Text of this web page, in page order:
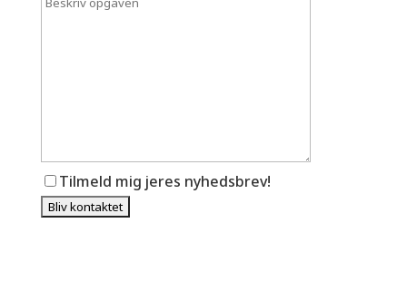
Tilmeld mig jeres nyhedsbrev!